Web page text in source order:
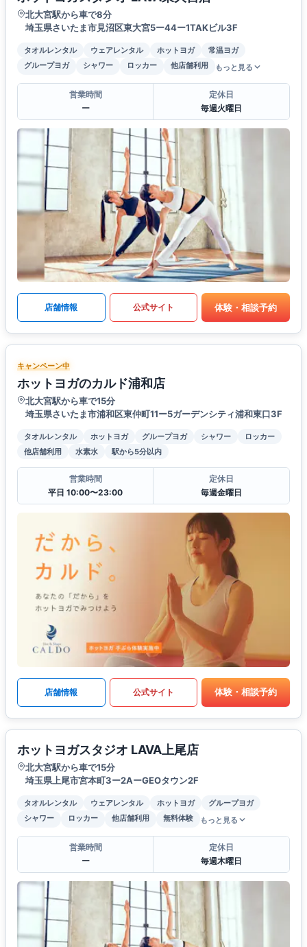
北大宮駅から車で8分
埼玉県さいたま市見沼区東大宮5ー44ー1TAKビル3F
タオルレンタル ウェアレンタル ホットヨガ
常温ヨガ
グループヨガ
シャワー ロッカー 他店舗利用 もっと見る
営業時間
ー
定休日
毎週火曜日
店舗情報 公式サイト 体験・相談予約
キャンペーン中
ホットヨガのカルド浦和店
北大宮駅から車で15分
埼玉県さいたま市浦和区東仲町11ー5ガーデンシティ浦和東口3F
タオルレンタル ホットヨガ グループヨガ シャワー
ロッカー
他店舗利用
水素水 駅から5分以内
営業時間
平日 10:00〜23:00
定休日
毎週金曜日
店舗情報 公式サイト 体験・相談予約
ホットヨガスタジオ LAVA上尾店
北大宮駅から車で15分
埼玉県上尾市宮本町3ー2AーGEOタウン2F
タオルレンタル ウェアレンタル ホットヨガ
グループヨガ
シャワー
ロッカー 他店舗利用 無料体験 もっと見る
営業時間
ー
定休日
毎週木曜日